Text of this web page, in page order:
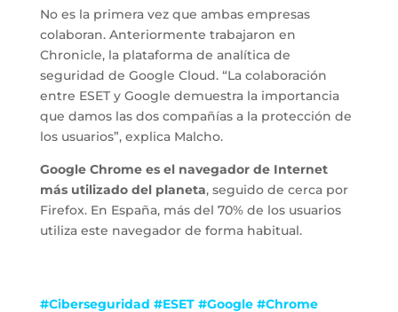
No es la primera vez que ambas empresas
colaboran. Anteriormente trabajaron en
Chronicle, la plataforma de analítica de
seguridad de Google Cloud. “La colaboración
entre ESET y Google demuestra la importancia
que damos las dos compañías a la protección de
los usuarios”, explica Malcho.
Google Chrome es el navegador de Internet
más utilizado del planeta, seguido de cerca por
Firefox. En España, más del 70% de los usuarios
utiliza este navegador de forma habitual.
#Ciberseguridad #ESET #Google #Chrome